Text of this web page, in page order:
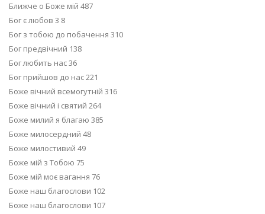
Ближче о Боже мій 487
Бог є любов 3 8
Бог з тобою до побачення 310
Бог предвічний 138
Бог любить нас 36
Бог прийшов до нас 221
Боже вічний всемогутній 316
Боже вічний і святий 264
Боже милий я благаю 385
Боже милосердний 48
Боже милостивий 49
Боже мій з Тобою 75
Боже мій моє вагання 76
Боже наш благослови 102
Боже наш благослови 107